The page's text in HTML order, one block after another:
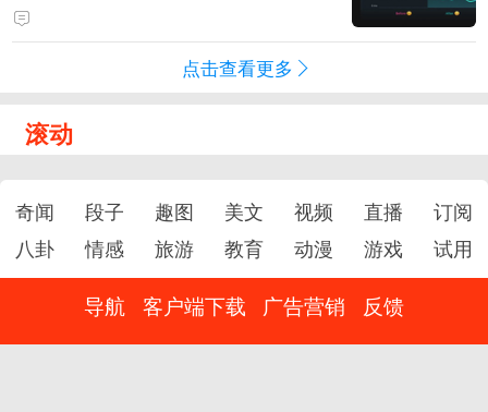
免费试用
点击查看更多
滚动
奇闻 段子 趣图 美文 视频 直播
订阅
八卦
情感 旅游 教育 动漫 游戏 试用
导航 客户端下载 广告营销 反馈